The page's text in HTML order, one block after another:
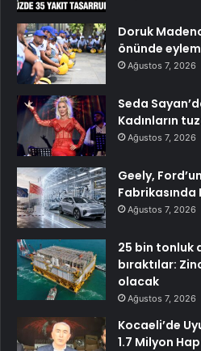
Doruk
önünde
Ağustos 7, 2026
Seda
Kadınların
Ağustos 7, 2026
Geely,
Ağustos 7, 2026
25 bin tonluk
bıraktılar:
olacak
Ağustos 7, 2026
Kocaeli’de
1.7 Milyon